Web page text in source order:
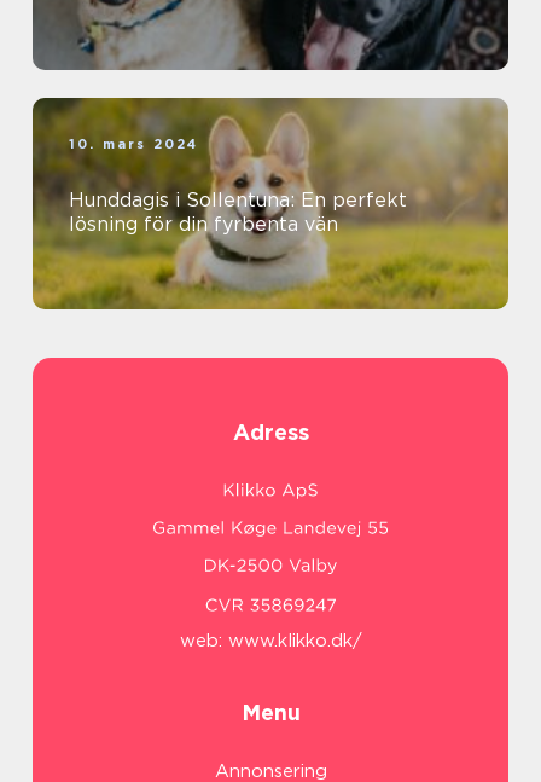
10. mars 2024
Hunddagis i Sollentuna: En perfekt
lösning för din fyrbenta vän
Adress
web: www.klikko.dk/
Menu
Annonsering